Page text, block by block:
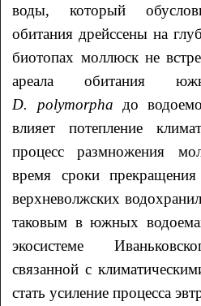
воды, который
обитания дрейссены на
биотопах моллюск не
ареала обитания
D. polymorpha до
влияет потепление
процесс размножения
время сроки
верхневолжских
таковым в южных
экосистеме
связанной с
стать усиление процесса